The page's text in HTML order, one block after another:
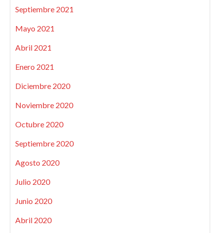
Septiembre 2021
Mayo 2021
Abril 2021
Enero 2021
Diciembre 2020
Noviembre 2020
Octubre 2020
Septiembre 2020
Agosto 2020
Julio 2020
Junio 2020
Abril 2020